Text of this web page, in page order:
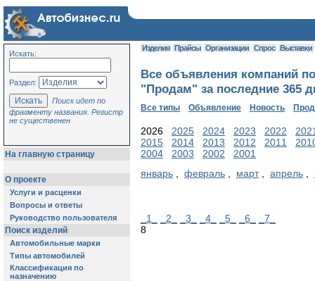
Искать:
Раздел:
Поиск идет по
фрагменту названия. Регистр
не существенен
На главную страницу
О проекте
Услуги и расценки
Вопросы и ответы
Руководство пользователя
Поиск изделий
Автомобильные марки
Типы автомобилей
Классификация по
назначению
Изделия Прайсы Организации Спрос Выставки
Все объявления компаний
"Продам" за последние 365
Все типы Объявление Новость
2026 2025 2024 2023 2022
2015
2014 2013 2012 2011
2004
2003 2002
2001
январь , февраль , март, апрель ,
_1_ _2_ _3_ _4_ _5_ _6_
_7_
8